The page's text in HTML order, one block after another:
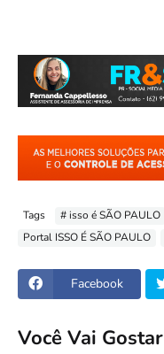
Tags # isso é SÃO PAULO
Portal ISSO É SÃO PAULO
Facebook
Você Vai Gostar